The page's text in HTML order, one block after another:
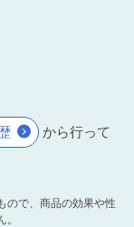
から行って
ので、商品の効果や性